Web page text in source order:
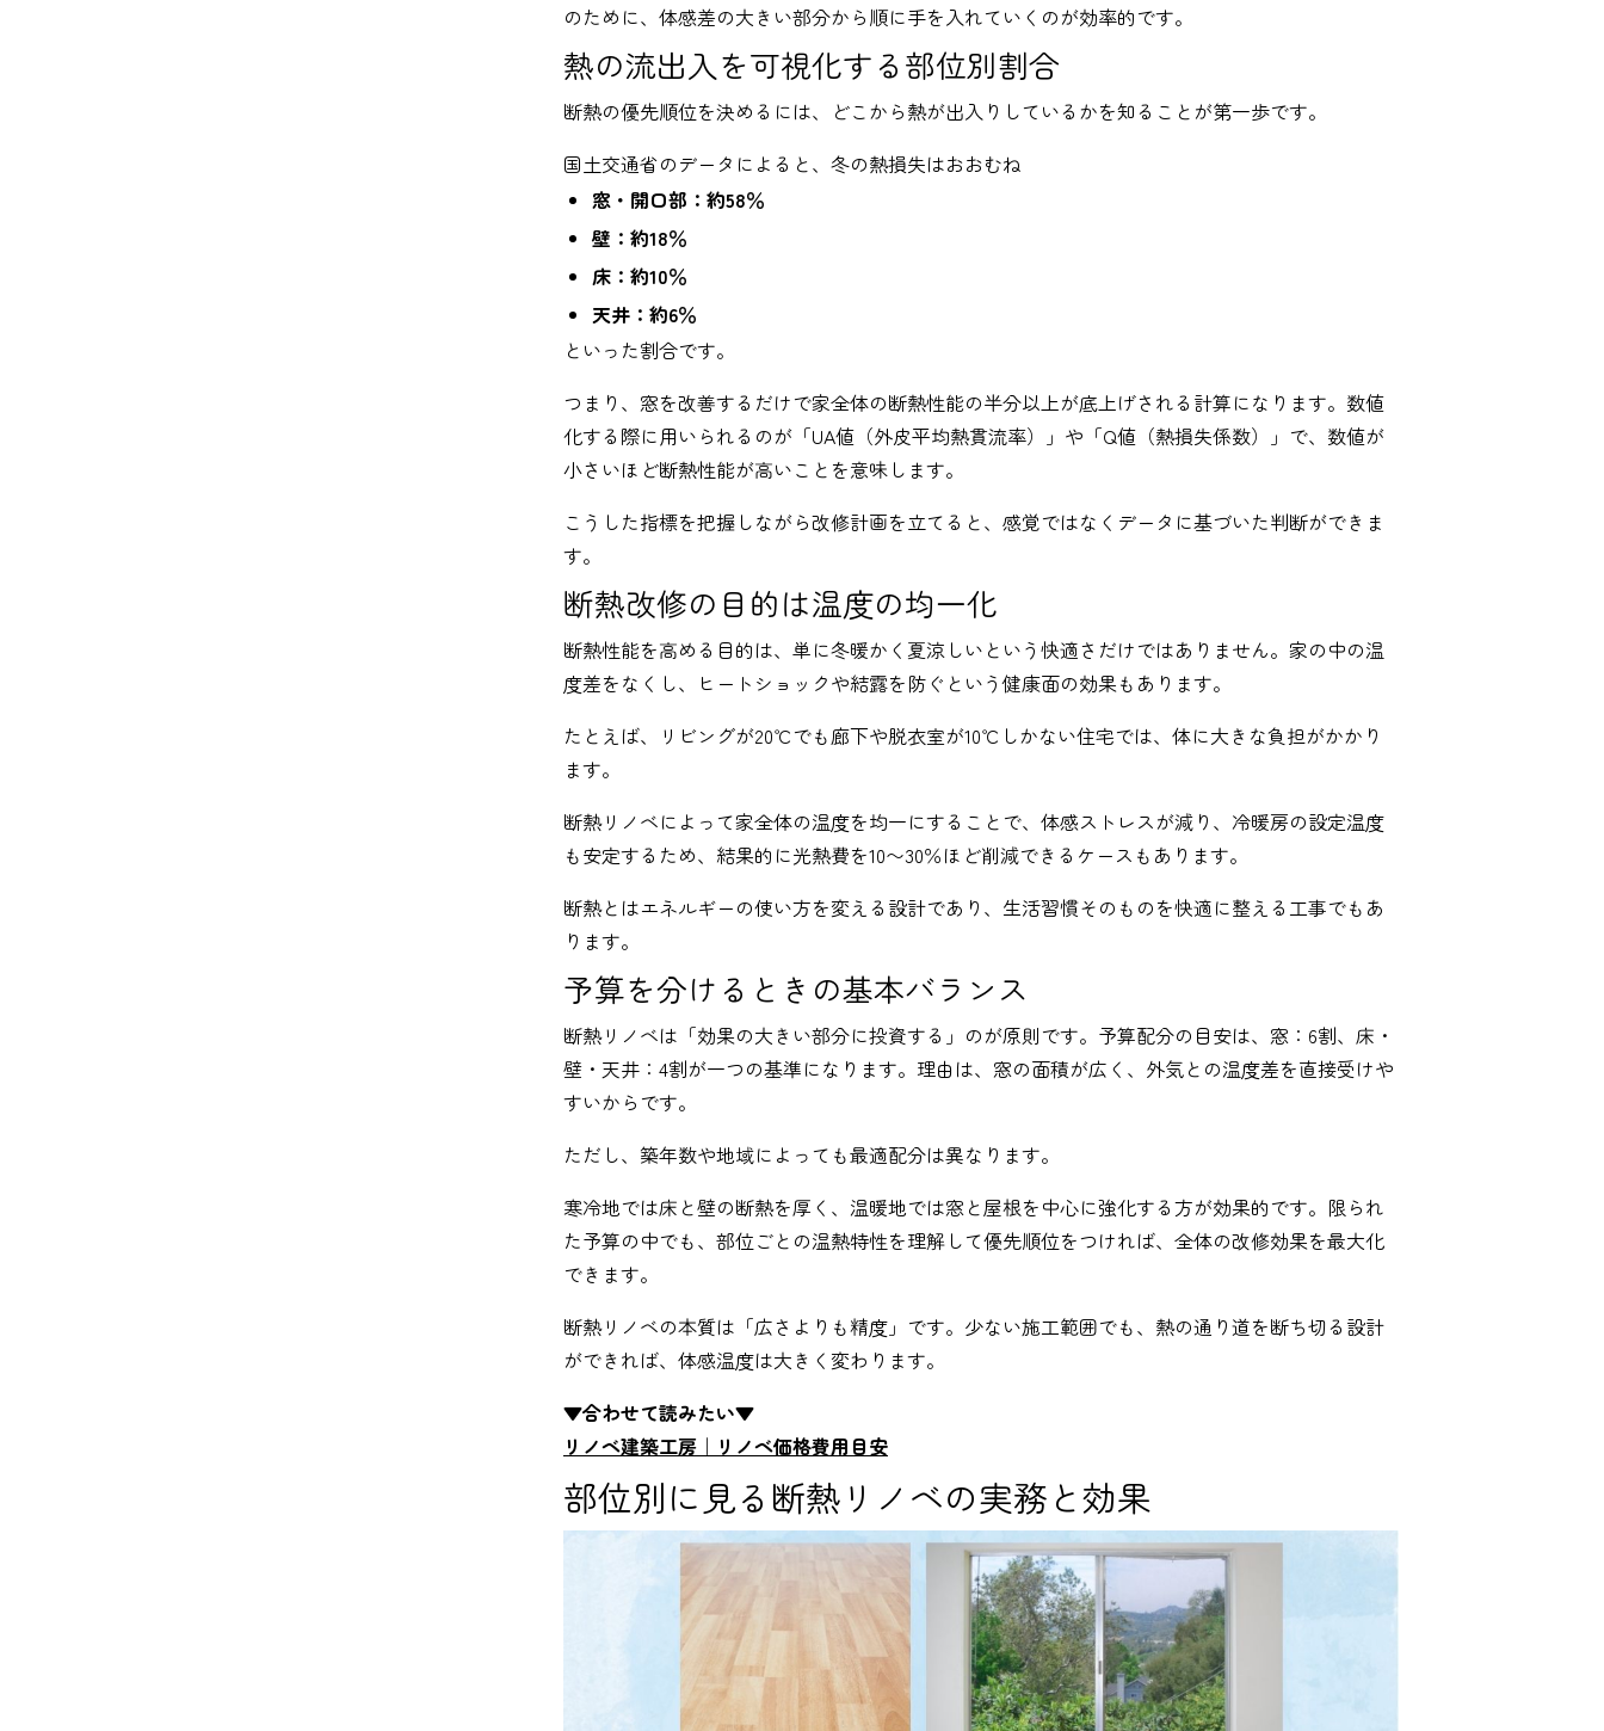
のために、体感差の大きい部分から順に手を入れていくのが効率的です。
熱の流出入を可視化する部位別割合
断熱の優先順位を決めるには、どこから熱が出入りしているかを知ることが第一歩です。
国土交通省のデータによると、冬の熱損失はおおむね
窓・開口部：約58％
壁：約18％
床：約10％
天井：約6％
といった割合です。
つまり、窓を改善するだけで家全体の断熱性能の半分以上が底上げされる計算になります。数値
化する際に用いられるのが「UA値（外皮平均熱貫流率）」や「Q値（熱損失係数）」で、数値が
小さいほど断熱性能が高いことを意味します。
こうした指標を把握しながら改修計画を立てると、感覚ではなくデータに基づいた判断ができま
す。
断熱改修の目的は温度の均一化
断熱性能を高める目的は、単に冬暖かく夏涼しいという快適さだけではありません。家の中の温
度差をなくし、ヒートショックや結露を防ぐという健康面の効果もあります。
たとえば、リビングが20℃でも廊下や脱衣室が10℃しかない住宅では、体に大きな負担がかかり
ます。
断熱リノベによって家全体の温度を均一にすることで、体感ストレスが減り、冷暖房の設定温度
も安定するため、結果的に光熱費を10〜30％ほど削減できるケースもあります。
断熱とはエネルギーの使い方を変える設計であり、生活習慣そのものを快適に整える工事でもあ
ります。
予算を分けるときの基本バランス
断熱リノベは「効果の大きい部分に投資する」のが原則です。予算配分の目安は、窓：6割、床・
壁・天井：4割が一つの基準になります。理由は、窓の面積が広く、外気との温度差を直接受けや
すいからです。
ただし、築年数や地域によっても最適配分は異なります。
寒冷地では床と壁の断熱を厚く、温暖地では窓と屋根を中心に強化する方が効果的です。限られ
た予算の中でも、部位ごとの温熱特性を理解して優先順位をつければ、全体の改修効果を最大化
できます。
断熱リノベの本質は「広さよりも精度」です。少ない施工範囲でも、熱の通り道を断ち切る設計
ができれば、体感温度は大きく変わります。
▼合わせて読みたい▼
リノベ建築工房｜リノベ価格費用目安
部位別に見る断熱リノベの実務と効果